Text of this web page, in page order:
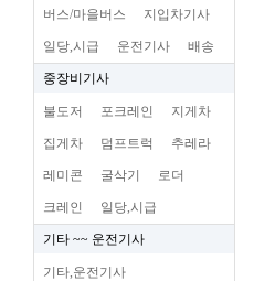
버스/마을버스 지입차기사
일당,시급 운전기사 배송
중장비기사
불도저 포크레인 지게차
집게차 덤프트럭 추레라
레미콘 굴삭기 로더
크레인 일당,시급
기타 ~~ 운전기사
기타,운전기사